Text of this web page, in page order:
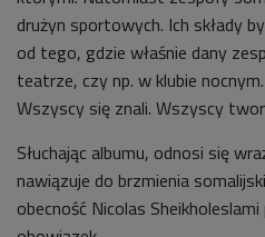
drużyn sportowych. Ich składy
od tego, gdzie właśnie dany
teatrze, czy np. w klubie
Wszyscy się znali. Wszyscy
Słuchając albumu, odnosi się
nawiązuje do brzmienia
obecność Nicolas